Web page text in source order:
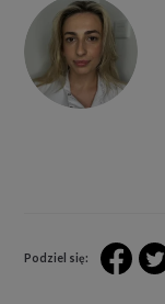
Podziel się: